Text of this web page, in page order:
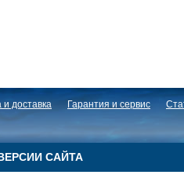
доставка Гарантия и сервис
САЙТА